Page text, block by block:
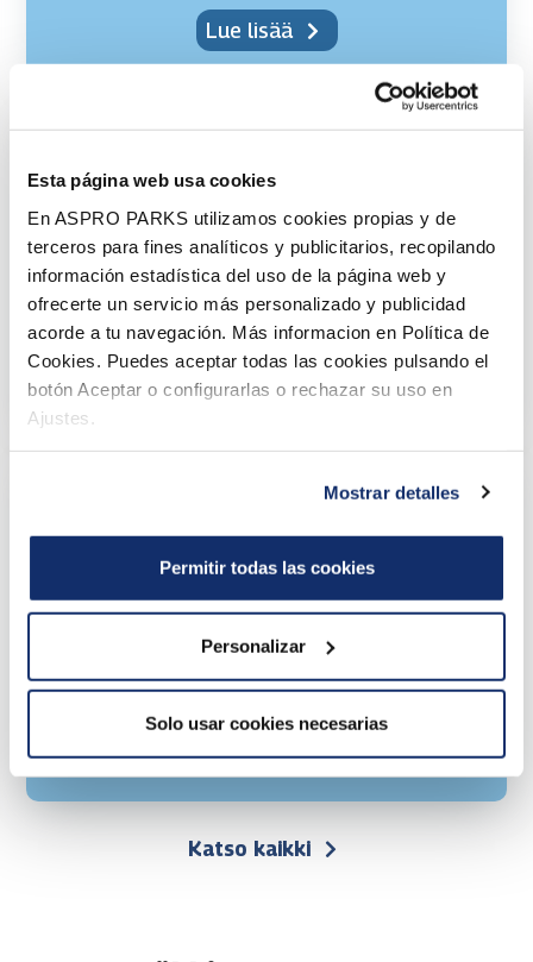
Esta página web usa cookies
En ASPRO PARKS utilizamos cookies propias y de
terceros para fines analíticos y publicitarios, recopilando
información estadística del uso de la página web y
ofrecerte un servicio más personalizado y publicidad
acorde a tu navegación. Más informacion en Política de
Cookies. Puedes aceptar todas las cookies pulsando el
botón Aceptar o configurarlas o rechazar su uso en
Ajustes.
Mostrar detalles
Permitir todas las cookies
Personalizar
Solo usar cookies necesarias
Lue lisää
37,00 €
0-3-vuotiaat veloituksetta
Kokopäivälippu vesipuistoon
Osta liput
Vesipuiston kesäkausikortit
alkaen 115 €
kesäkausikortit
Voimassa kesäkauden 2026
Lue lisää
Katso kaikki